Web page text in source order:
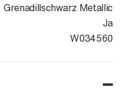
Grenadillschwarz Metallic
Ja
WVGZZZR42TW034560